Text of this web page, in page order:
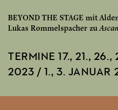
YOUTUBE
YOUTUBE
BEYOND THE STAGE mit
Lukas Rommelspacher zu
TERMINE 17., 21.,
2023 / 1., 3. JANUAR